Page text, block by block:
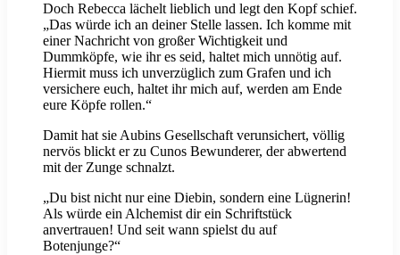
Doch Rebecca lächelt lieblich und legt den Kopf schief.
„Das würde ich an deiner Stelle lassen. Ich komme mit
einer Nachricht von großer Wichtigkeit und
Dummköpfe, wie ihr es seid, haltet mich unnötig auf.
Hiermit muss ich unverzüglich zum Grafen und ich
versichere euch, haltet ihr mich auf, werden am Ende
eure Köpfe rollen.“
Damit hat sie Aubins Gesellschaft verunsichert, völlig
nervös blickt er zu Cunos Bewunderer, der abwertend
mit der Zunge schnalzt.
„Du bist nicht nur eine Diebin, sondern eine Lügnerin!
Als würde ein Alchemist dir ein Schriftstück
anvertrauen! Und seit wann spielst du auf
Botenjunge?“